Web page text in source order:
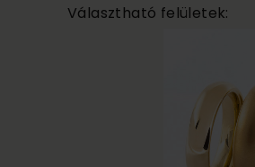
Választható felületek: